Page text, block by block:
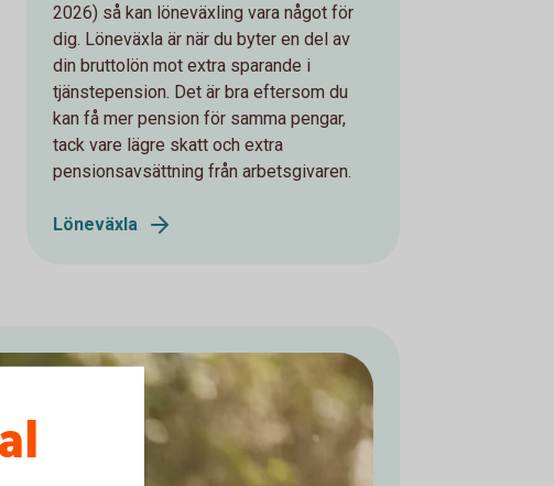
2026) så kan löneväxling vara något för
dig. Löneväxla är när du byter en del av
din bruttolön mot extra sparande i
tjänstepension. Det är bra eftersom du
kan få mer pension för samma pengar,
tack vare lägre skatt och extra
pensionsavsättning från arbetsgivaren.
Löneväxla